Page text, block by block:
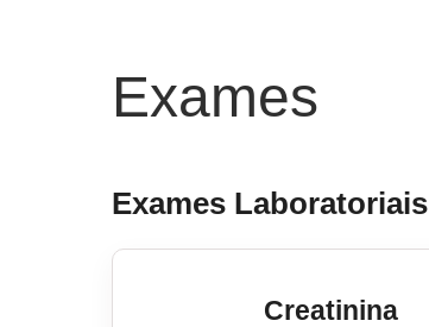
Exames
Exames Laboratoriais
Creatinina